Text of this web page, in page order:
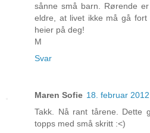
sånne små barn. Rørende
eldre, at livet ikke må gå
heier på deg!
M
Svar
Maren Sofie 18. februar
Takk. Nå rant tårene. Dette
topps med små skritt :<)